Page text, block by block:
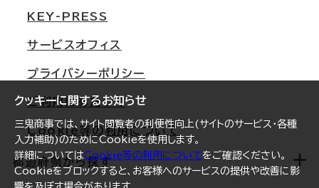
クッキーに関するお知らせ
三鬼商事では、サイト閲覧者の利便性向上(サイトのサービス・各種
入力補助)のためにCookieを使用します。
詳細についてはCookie等の利用についてをご確認ください。
Cookieをブロックすると、お客様へのサービスの提供や改善に影
大阪
名古屋
札幌
仙台
横浜
福岡
KEY-PRESS
サービスオフィス
プライバシーポリシー
ご利用にあたって
Cookie等の利用について
都道府県から探す